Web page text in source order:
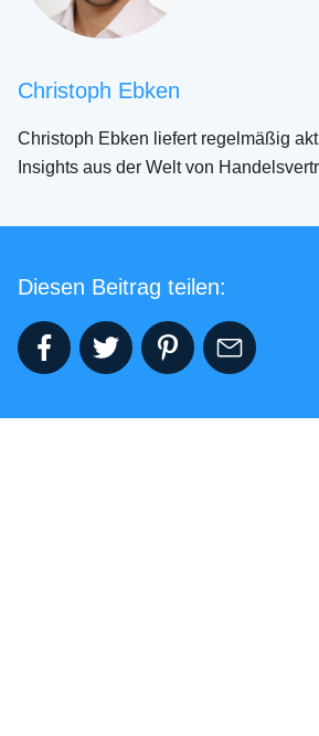
Christoph Ebken
Christoph Ebken liefert regelmäßig
Insights aus der Welt von
Diesen Beitrag teilen: